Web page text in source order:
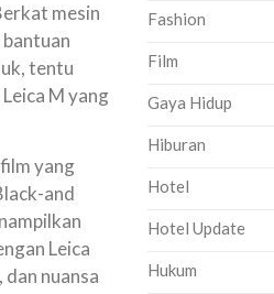
mesin
tentu
M yang
yang
and
Leica
nuansa
Fashion
Film
Gaya Hidup
Hiburan
Hotel
Hotel Update
Hukum